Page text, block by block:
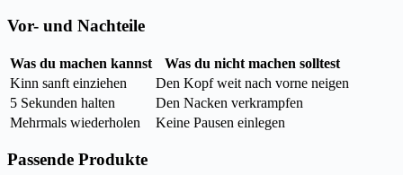
Vor- und Nachteile
Was du machen kannst
Was du nicht machen solltest
Kinn sanft einziehen
Den Kopf weit nach vorne neigen
5 Sekunden halten
Den Nacken verkrampfen
Mehrmals wiederholen
Keine Pausen einlegen
Passende Produkte